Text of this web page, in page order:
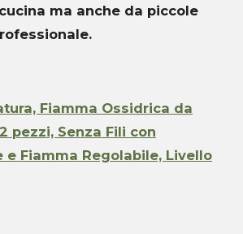
ma anche da piccole
Fiamma Ossidrica da
pezzi, Senza Fili con
e Fiamma Regolabile, Livello